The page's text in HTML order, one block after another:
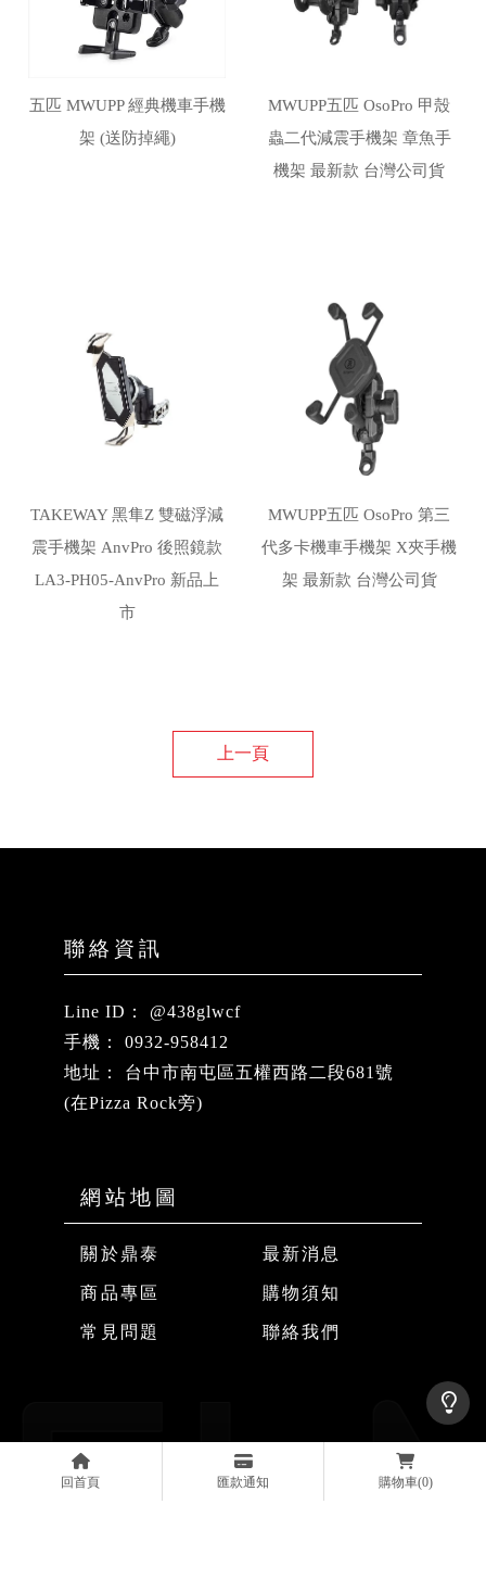
五匹 MWUPP 經典機車手機
架 (送防掉繩)
MWUPP五匹 OsoPro 甲殼
蟲二代減震手機架 章魚手
機架 最新款 台灣公司貨
TAKEWAY 黑隼Z 雙磁浮減
震手機架 AnvPro 後照鏡款
LA3-PH05-AnvPro 新品上
市
MWUPP五匹 OsoPro 第三
代多卡機車手機架 X夾手機
架 最新款 台灣公司貨
上一頁
回首頁 匯款通知 購物車(0)
@438glwcf
0932-958412
台中市南屯區五權西路二段681號
(在Pizza Rock旁)
關於鼎泰 最新消息
商品專區 購物須知
常見問題 聯絡我們